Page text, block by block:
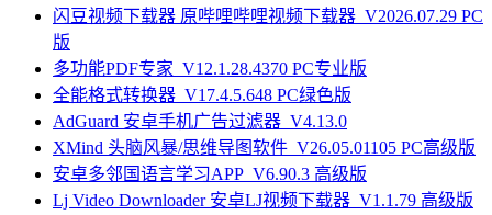
闪豆视频下载器 原哔哩哔哩视频下载器_V2026.07.29 PC
版
多功能PDF专家_V12.1.28.4370 PC专业版
全能格式转换器_V17.4.5.648 PC绿色版
AdGuard 安卓手机广告过滤器_V4.13.0
XMind 头脑风暴/思维导图软件_V26.05.01105 PC高级版
安卓多邻国语言学习APP_V6.90.3 高级版
Lj Video Downloader 安卓LJ视频下载器_V1.1.79 高级版